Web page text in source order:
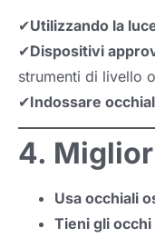
✔Utilizzando la
✔Dispositivi
strumenti di livello
✔Indossare
4.
Usa occhiali
Tieni gli